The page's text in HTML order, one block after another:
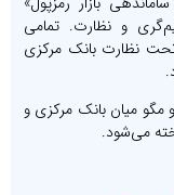
و نظارت. تمامی
نظارت بانک مرکزی
مگو میان بانک مرکزی و
می‌شود.